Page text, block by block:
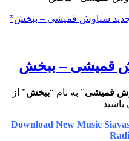
جدید سیاوش قمیشی – ببخش”
قمیشی – ببخش
قمیشی” به نام “ببخش” از
باشید
Download New Music